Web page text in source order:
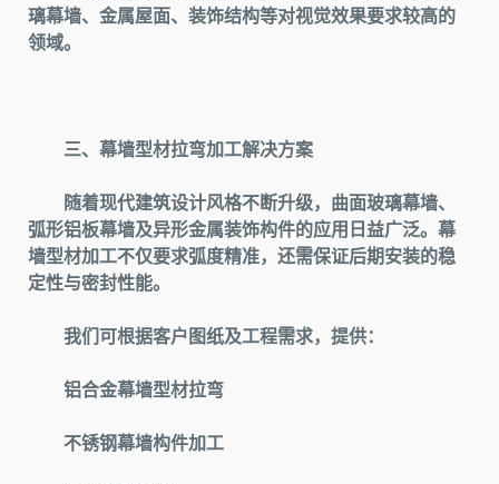
璃幕墙、金属屋面、装饰结构等对视觉效果要求较高的
领域。
三、幕墙型材拉弯加工解决方案
随着现代建筑设计风格不断升级，曲面玻璃幕墙、
弧形铝板幕墙及异形金属装饰构件的应用日益广泛。幕
墙型材加工不仅要求弧度精准，还需保证后期安装的稳
定性与密封性能。
我们可根据客户图纸及工程需求，提供：
铝合金幕墙型材拉弯
不锈钢幕墙构件加工